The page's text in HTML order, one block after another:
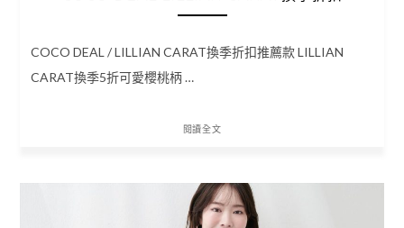
COCO DEAL / LILLIAN CARAT換季折扣推薦款 LILLIAN
CARAT換季5折可愛櫻桃柄 …
閱讀全文